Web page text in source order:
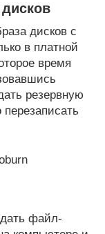
дисков с
в платной
время
резервную
файл-